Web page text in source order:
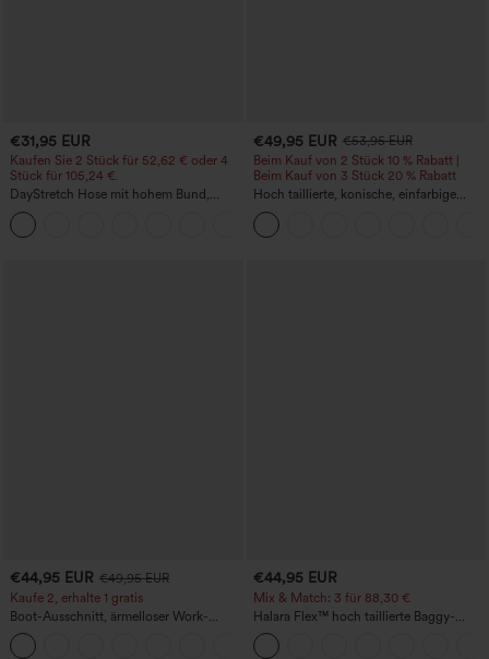
€31,95 EUR
Kaufen Sie 2 Stück für 52,62 € oder 4
Stück für 105,24 €.
DayStretch Hose mit hohem Bund,
Barrel-Leg und Taschen
€49,95 EUR €53,95 EUR
Beim Kauf von 2 Stück 10 % Rabatt |
Beim Kauf von 3 Stück 20 % Rabatt
Hoch taillierte, konische, einfarbige
Anzughose mit Seitentaschen
€44,95 EUR €49,95 EUR
Kaufe 2, erhalte 1 gratis
Boot-Ausschnitt, ärmelloser Work-
Jumpsuit mit seitlicher Bindung,
kühlender Cool-Touch-Effekt, gestreift
€44,95 EUR
Mix & Match: 3 für 88,30 €
Halara Flex™ hoch taillierte Baggy-
Jeans mit Taschen, weitem Bein,
stonewashed, lässig